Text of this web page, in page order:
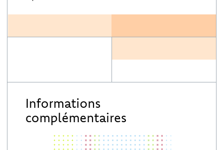
Informations
complémentaires